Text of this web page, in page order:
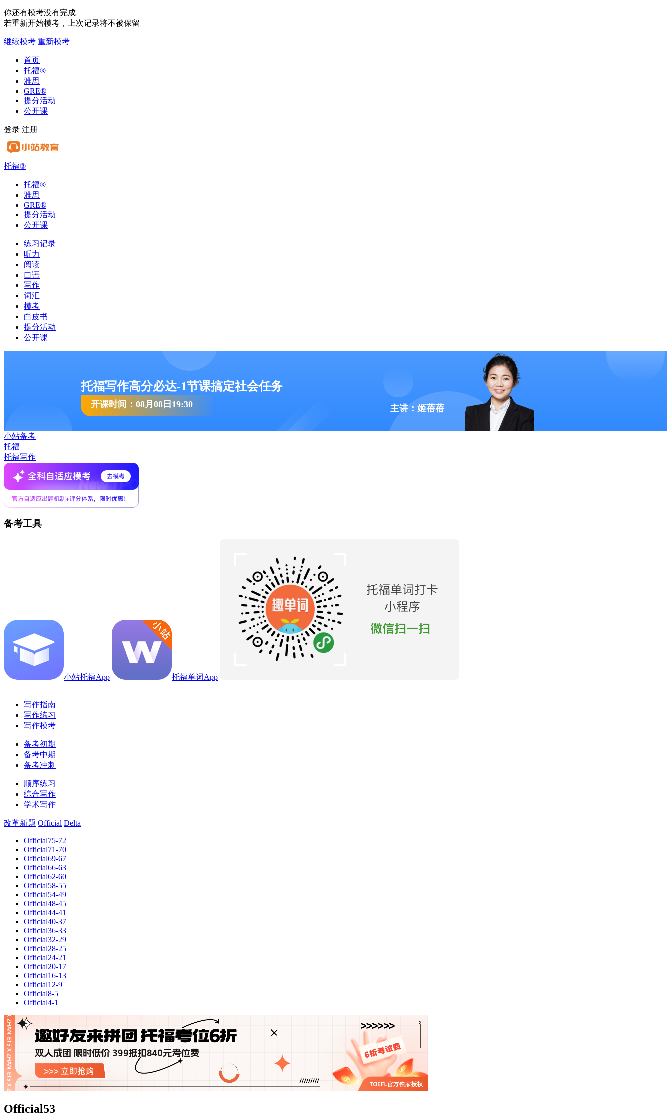
你还有模考没有完成
若重新开始模考，上次记录将不被保留
继续模考 重新模考
首页
托福®
雅思
GRE®
提分活动
公开课
登录 注册
托福®
托福®
雅思
GRE®
提分活动
公开课
练习记录
听力
阅读
口语
写作
词汇
模考
白皮书
提分活动
公开课
托福写作高分必达-1节课搞定社会任务
开课时间：08月08日19:30 主讲：姬蓓蓓
小站备考
托福
托福写作
备考工具
小站托福App 托福单词App
写作指南
写作练习
写作模考
备考初期
备考中期
备考冲刺
顺序练习
综合写作
学术写作
改革新题 Official Delta
Official75-72
Official71-70
Official69-67
Official66-63
Official62-60
Official58-55
Official54-49
Official48-45
Official44-41
Official40-37
Official36-33
Official32-29
Official28-25
Official24-21
Official20-17
Official16-13
Official12-9
Official8-5
Official4-1
Official53